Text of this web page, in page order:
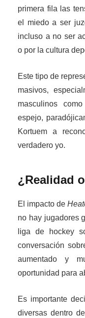
primera fila las
el miedo a ser
incluso a no ser
o por la cultura
Este tipo de
masivos,
masculinos
espejo,
Kortuem a
verdadero yo.
¿Realidad
El impacto de
no hay jugadores
liga de hockey
conversación
aumentado y
oportunidad para
Es importante
diversas dentro